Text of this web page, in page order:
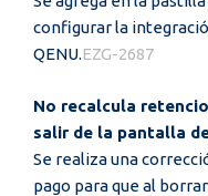
configurar la
QENU.EZG-2687
No recalcula
salir de la pantalla
Se realiza una
pago para que al